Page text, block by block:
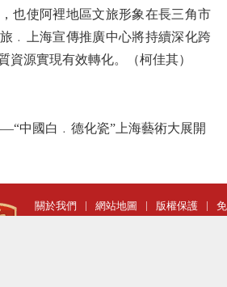
也使阿裡地區文旅形象在長三角市
﹒上海宣傳推廣中心將持續深化跨
資源實現有效轉化。（柯佳其）
中國白﹒德化瓷”上海藝術大展開